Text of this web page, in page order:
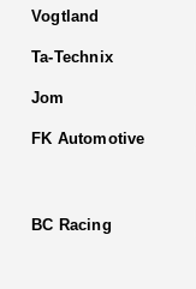
Vogtland
Ta-Technix
Jom
FK Automotive
BC Racing